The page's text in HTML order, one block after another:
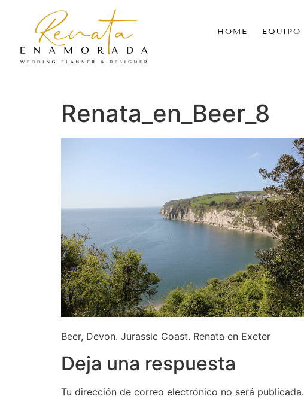
HOME EQUIPO
Renata_en_Beer_8
Beer, Devon. Jurassic Coast. Renata en Exeter
Deja una respuesta
Tu dirección de correo electrónico no será publicada.